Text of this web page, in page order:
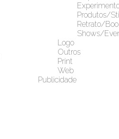
Produtos/
Retrato/
Shows/
Logo
Outros
Print
Web
Publicidade